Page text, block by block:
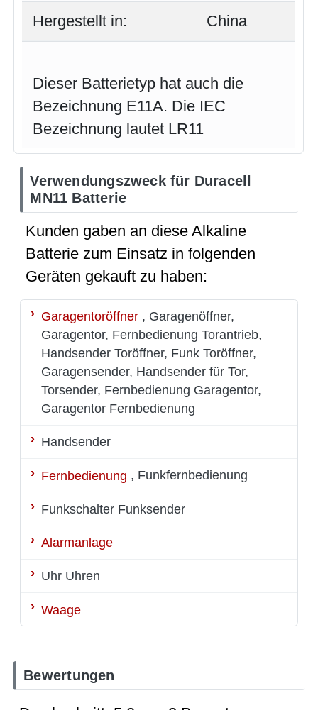
Hergestellt in: China
Dieser Batterietyp hat auch die
Bezeichnung E11A. Die IEC
Bezeichnung lautet LR11
Verwendungszweck für Duracell
MN11 Batterie
Kunden gaben an diese Alkaline
Batterie zum Einsatz in folgenden
Geräten gekauft zu haben:
Garagentoröffner , Garagenöffner,
Garagentor, Fernbedienung Torantrieb,
Handsender Toröffner, Funk Toröffner,
Garagensender, Handsender für Tor,
Torsender, Fernbedienung Garagentor,
Garagentor Fernbedienung
Handsender
Fernbedienung , Funkfernbedienung
Funkschalter Funksender
Alarmanlage
Uhr Uhren
Waage
Bewertungen